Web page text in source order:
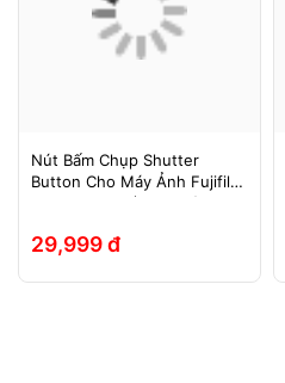
Nút Bấm Chụp Shutter
Button Cho Máy Ảnh Fujifilm
Leica Contax (Ren Xoáy)
29,999 đ